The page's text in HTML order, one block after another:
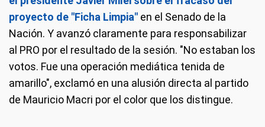
proyecto de "Ficha Limpia" en el Senado de la
Nación. Y avanzó claramente para responsabilizar
al PRO por el resultado de la sesión. "No estaban los
votos. Fue una operación mediática tenida de
amarillo", exclamó en una alusión directa al partido
de Mauricio Macri por el color que los distingue.